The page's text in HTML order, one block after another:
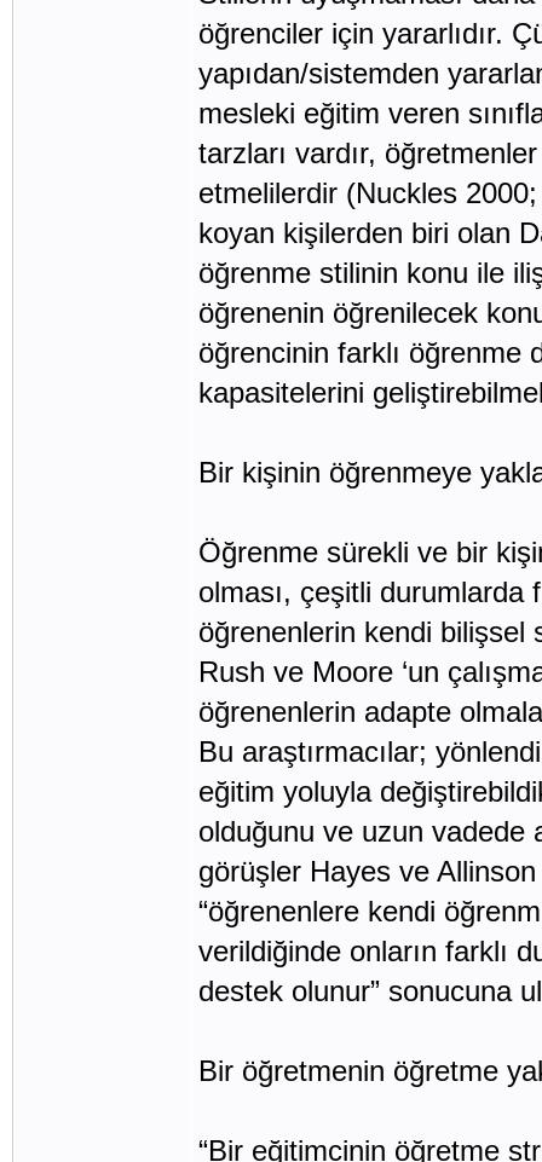
öğrenciler için yararlıdır.
yapıdan/sistemden
mesleki eğitim veren
tarzları vardır,
etmelilerdir (Nuckles
koyan kişilerden biri olan
öğrenme stilinin konu ile
öğrenenin öğrenilecek
öğrencinin farklı öğrenme
kapasitelerini
Bir kişinin öğrenmeye
Öğrenme sürekli ve bir
olması, çeşitli durumlarda
öğrenenlerin kendi bilişsel
Rush ve Moore ‘un
öğrenenlerin adapte
Bu araştırmacılar;
eğitim yoluyla
olduğunu ve uzun vadede
görüşler Hayes ve
“öğrenenlere kendi
verildiğinde onların farklı
destek olunur” sonucuna
Bir öğretmenin öğretme
“Bir eğitimcinin öğretme